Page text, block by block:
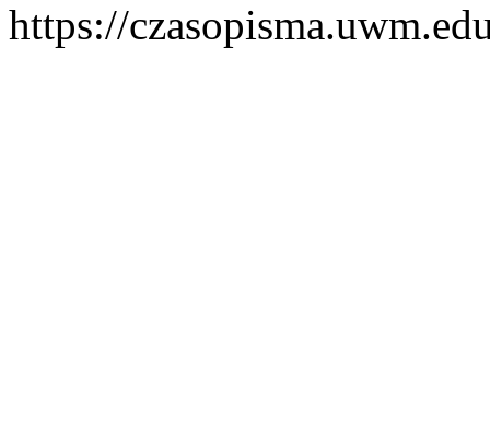
https://